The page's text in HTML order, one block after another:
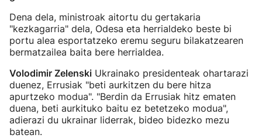
Dena dela, ministroak aitortu du gertakaria
"kezkagarria" dela, Odesa eta herrialdeko beste bi
portu alea esportatzeko eremu seguru bilakatzearen
bermatzailea baita bere herrialdea.
Volodimir Zelenski Ukrainako presidenteak ohartarazi
duenez, Errusiak "beti aurkitzen du bere hitza
apurtzeko modua". "Berdin da Errusiak hitz ematen
duena, beti aurkituko baitu ez betetzeko modua",
adierazi du ukrainar liderrak, bideo bidezko mezu
batean.